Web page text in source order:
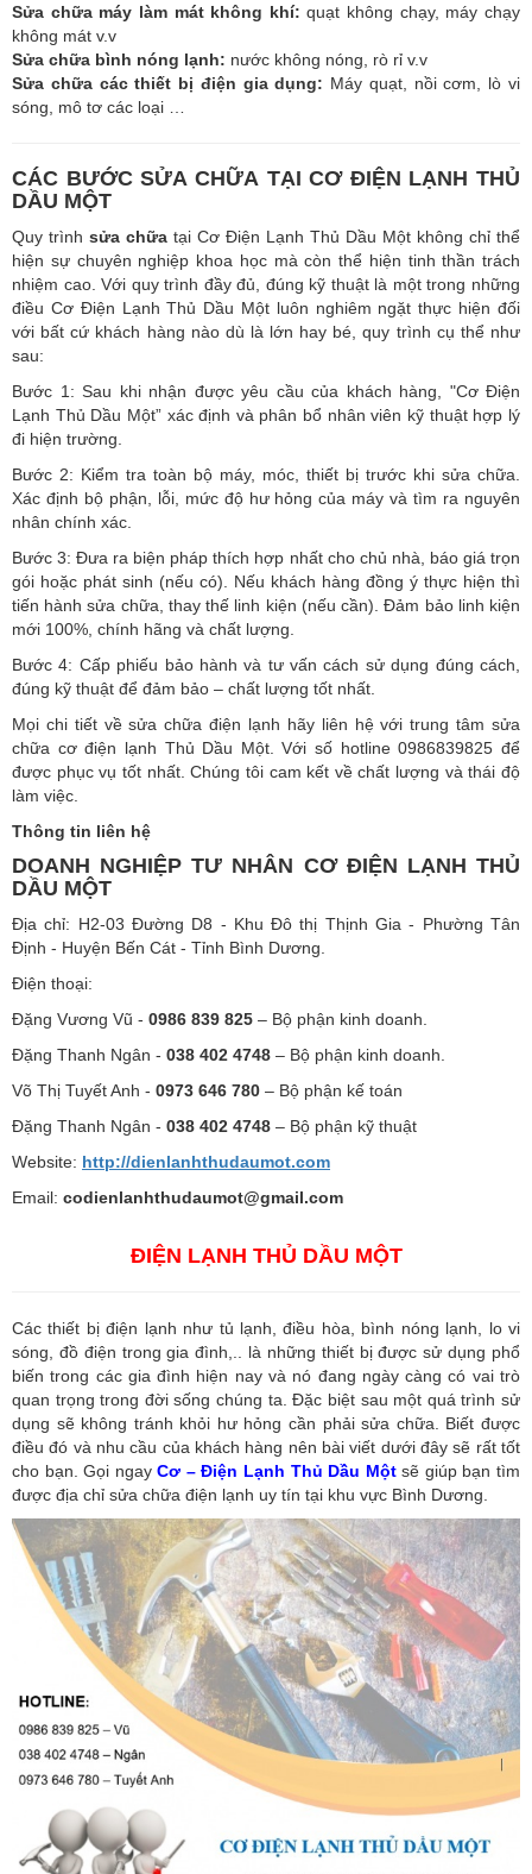
Sửa chữa máy làm mát không khí: quạt không chạy, máy chạy
không mát v.v
Sửa chữa bình nóng lạnh: nước không nóng, rò rỉ v.v
Sửa chữa các thiết bị điện gia dụng: Máy quạt, nồi cơm, lò vi
sóng, mô tơ các loại …
CÁC BƯỚC SỬA CHỮA TẠI CƠ ĐIỆN LẠNH THỦ
DẦU MỘT
Quy trình sửa chữa tại Cơ Điện Lạnh Thủ Dầu Một không chỉ thể
hiện sự chuyên nghiệp khoa học mà còn thể hiện tinh thần trách
nhiệm cao. Với quy trình đầy đủ, đúng kỹ thuật là một trong những
điều Cơ Điện Lạnh Thủ Dầu Một luôn nghiêm ngặt thực hiện đối
với bất cứ khách hàng nào dù là lớn hay bé, quy trình cụ thể như
sau:
Bước 1: Sau khi nhận được yêu cầu của khách hàng, "Cơ Điện
Lạnh Thủ Dầu Một” xác định và phân bổ nhân viên kỹ thuật hợp lý
đi hiện trường.
Bước 2: Kiểm tra toàn bộ máy, móc, thiết bị trước khi sửa chữa.
Xác định bộ phận, lỗi, mức độ hư hỏng của máy và tìm ra nguyên
nhân chính xác.
Bước 3: Đưa ra biện pháp thích hợp nhất cho chủ nhà, báo giá trọn
gói hoặc phát sinh (nếu có). Nếu khách hàng đồng ý thực hiện thì
tiến hành sửa chữa, thay thế linh kiện (nếu cần). Đảm bảo linh kiện
mới 100%, chính hãng và chất lượng.
Bước 4: Cấp phiếu bảo hành và tư vấn cách sử dụng đúng cách,
đúng kỹ thuật để đảm bảo – chất lượng tốt nhất.
Mọi chi tiết về sửa chữa điện lạnh hãy liên hệ với trung tâm sửa
chữa cơ điện lạnh Thủ Dầu Một. Với số hotline 0986839825 để
được phục vụ tốt nhất. Chúng tôi cam kết về chất lượng và thái độ
làm việc.
Thông tin liên hệ
DOANH NGHIỆP TƯ NHÂN CƠ ĐIỆN LẠNH THỦ
DẦU MỘT
Địa chỉ: H2-03 Đường D8 - Khu Đô thị Thịnh Gia - Phường Tân
Định - Huyện Bến Cát - Tỉnh Bình Dương.
Điện thoại:
Đặng Vương Vũ - 0986 839 825 – Bộ phận kinh doanh.
Đặng Thanh Ngân - 038 402 4748 – Bộ phận kinh doanh.
Võ Thị Tuyết Anh - 0973 646 780 – Bộ phận kế toán
Đặng Thanh Ngân - 038 402 4748 – Bộ phận kỹ thuật
Website: http://dienlanhthudaumot.com
Email: codienlanhthudaumot@gmail.com
ĐIỆN LẠNH THỦ DẦU MỘT
Các thiết bị điện lạnh như tủ lạnh, điều hòa, bình nóng lạnh, lo vi
sóng, đồ điện trong gia đình,.. là những thiết bị được sử dụng phổ
biến trong các gia đình hiện nay và nó đang ngày càng có vai trò
quan trọng trong đời sống chúng ta. Đặc biệt sau một quá trình sử
dụng sẽ không tránh khỏi hư hỏng cần phải sửa chữa. Biết được
điều đó và nhu cầu của khách hàng nên bài viết dưới đây sẽ rất tốt
cho bạn. Gọi ngayCơ – Điện Lạnh Thủ Dầu Một sẽ giúp bạn tìm
được địa chỉ sửa chữa điện lạnh uy tín tại khu vực Bình Dương.